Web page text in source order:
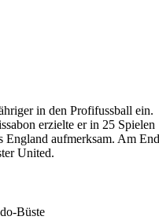
in den Profifussball ein.
erzielte er in 25 Spielen
England aufmerksam. Am
United.
Büste